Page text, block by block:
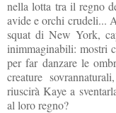
nella lotta tra il regno
avide e orchi crudeli...
squat di New York,
inimmaginabili: mostri
per far danzare le
creature
riuscirà Kaye a
al loro regno?